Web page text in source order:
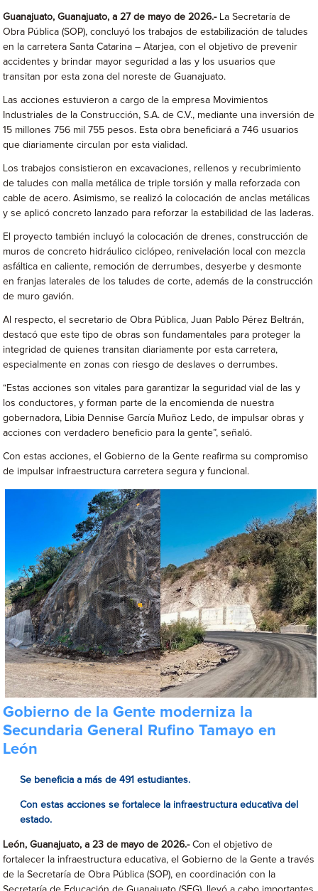
Guanajuato, Guanajuato, a 27 de mayo de 2026.-La Secretaría de
Obra Pública (SOP), concluyó los trabajos de estabilización de taludes
en la carretera Santa Catarina – Atarjea, con el objetivo de prevenir
accidentes y brindar mayor seguridad a las y los usuarios que
transitan por esta zona del noreste de Guanajuato.
Las acciones estuvieron a cargo de la empresa Movimientos
Industriales de la Construcción, S.A. de C.V., mediante una inversión de
15 millones 756 mil 755 pesos. Esta obra beneficiará a 746 usuarios
que diariamente circulan por esta vialidad.
Los trabajos consistieron en excavaciones, rellenos y recubrimiento
de taludes con malla metálica de triple torsión y malla reforzada con
cable de acero. Asimismo, se realizó la colocación de anclas metálicas
y se aplicó concreto lanzado para reforzar la estabilidad de las laderas.
El proyecto también incluyó la colocación de drenes, construcción de
muros de concreto hidráulico ciclópeo, renivelación local con mezcla
asfáltica en caliente, remoción de derrumbes, desyerbe y desmonte
en franjas laterales de los taludes de corte, además de la construcción
de muro gavión.
Al respecto, el secretario de Obra Pública, Juan Pablo Pérez Beltrán,
destacó que este tipo de obras son fundamentales para proteger la
integridad de quienes transitan diariamente por esta carretera,
especialmente en zonas con riesgo de deslaves o derrumbes.
“Estas acciones son vitales para garantizar la seguridad vial de las y
los conductores, y forman parte de la encomienda de nuestra
gobernadora, Libia Dennise García Muñoz Ledo, de impulsar obras y
acciones con verdadero beneficio para la gente”, señaló.
Con estas acciones, el Gobierno de la Gente reafirma su compromiso
de impulsar infraestructura carretera segura y funcional.
Gobierno de la Gente moderniza la
Secundaria General Rufino Tamayo en
León
Se beneficia a más de 491 estudiantes.
Con estas acciones se fortalece la infraestructura educativa del
estado.
León, Guanajuato, a 23 de mayo de 2026.-Con el objetivo de
fortalecer la infraestructura educativa, el Gobierno de la Gente a través
de la Secretaría de Obra Pública (SOP), en coordinación con la